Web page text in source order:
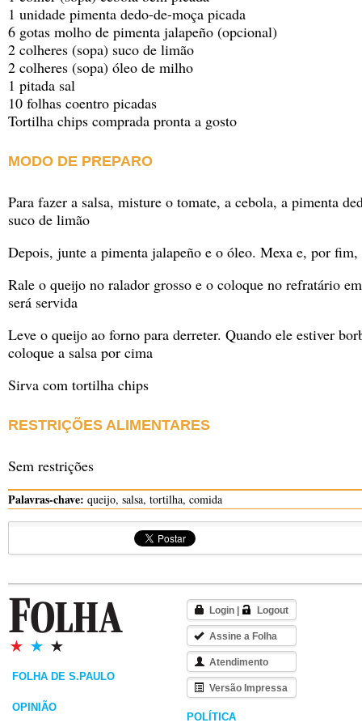
1 unidade pimenta dedo-de-moça picada
6 gotas molho de pimenta jalapeño (opcional)
2 colheres (sopa) suco de limão
2 colheres (sopa) óleo de milho
1 pitada sal
10 folhas coentro picadas
Tortilha chips comprada pronta a gosto
MODO DE PREPARO
Para fazer a salsa, misture o tomate, a cebola, a pimenta
suco de limão
Depois, junte a pimenta jalapeño e o óleo. Mexa e, por fim,
Rale o queijo no ralador grosso e o coloque no refratário
será servida
Leve o queijo ao forno para derreter. Quando ele estiver
coloque a salsa por cima
Sirva com tortilha chips
RESTRIÇÕES ALIMENTARES
Sem restrições
Palavras-chave: queijo, salsa, tortilha, comida
FOLHA DE S.PAULO
OPINIÃO
Login Logout
Assine a Folha
Atendimento
Versão Impressa
POLÍTICA